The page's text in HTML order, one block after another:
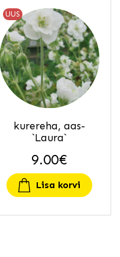
UUS
kurereha, aas-
`Laura`
9.00€
Lisa korvi